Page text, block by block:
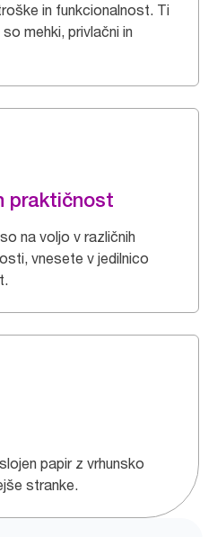
in funkcionalnost. Ti
mehki, privlačni in
praktičnost
na voljo v različnih
vnesete v jedilnico
papir z vrhunsko
stranke.